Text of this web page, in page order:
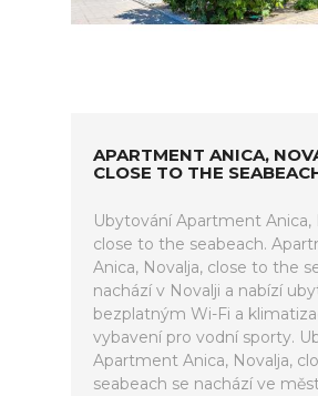
APARTMENT ANICA,
CLOSE TO THE
Ubytování Apartment Anica,
close to the seabeach.
Anica, Novalja, close to the
nachází v Novalji a nabízí
bezplatným Wi-Fi a
vybavení pro vodní sporty.
Apartment Anica, Novalja,
seabeach se nachází ve